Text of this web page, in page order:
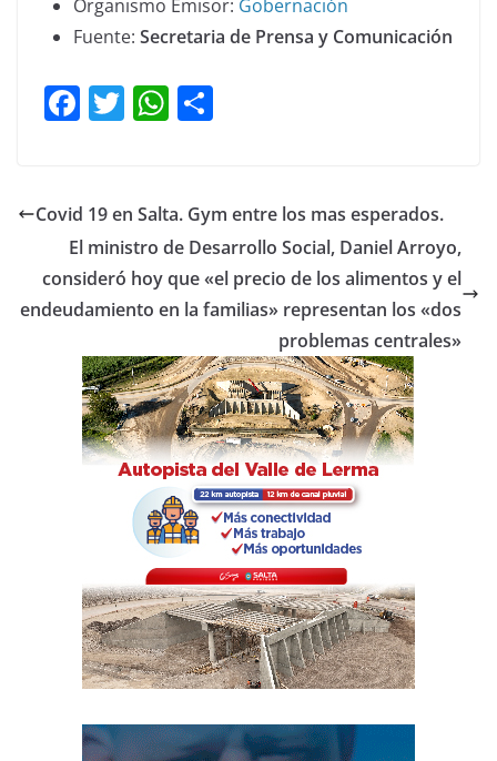
Organismo Emisor: Gobernación
Fuente: Secretaria de Prensa y Comunicación
F
e
b
o
o
k
T
er
W
s
A
p
p
p
ar
tir
Covid 19 en Salta. Gym entre los mas esperados.
El ministro de Desarrollo Social, Daniel Arroyo,
consideró hoy que «el precio de los alimentos y el
endeudamiento en la familias» representan los «dos
problemas centrales»